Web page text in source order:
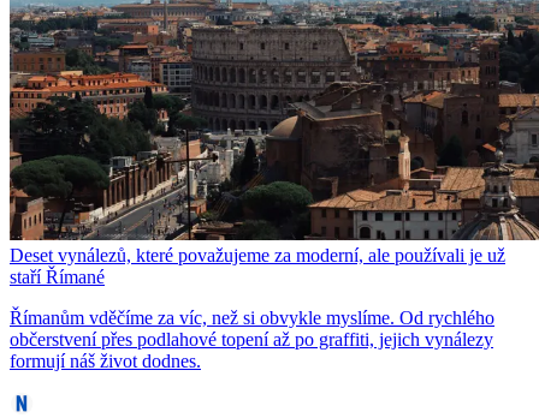
Deset vynálezů, které považujeme za moderní, ale používali je už
staří Římané
Římanům vděčíme za víc, než si obvykle myslíme. Od rychlého
občerstvení přes podlahové topení až po graffiti, jejich vynálezy
formují náš život dodnes.